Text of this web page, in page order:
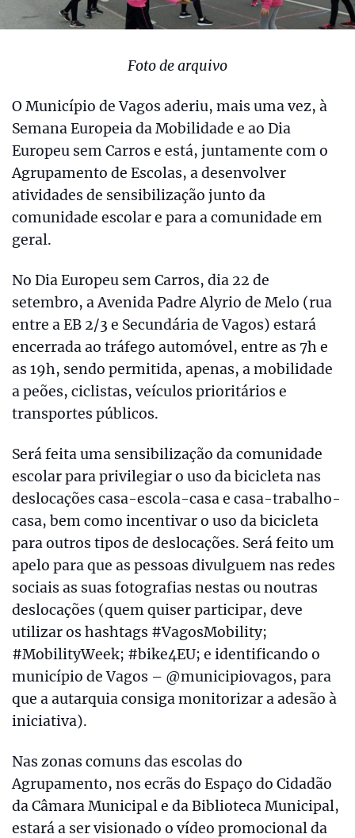
Foto de arquivo
O Município de Vagos aderiu, mais uma vez, à
Semana Europeia da Mobilidade e ao Dia
Europeu sem Carros e está, juntamente com o
Agrupamento de Escolas, a desenvolver
atividades de sensibilização junto da
comunidade escolar e para a comunidade em
geral.
No Dia Europeu sem Carros, dia 22 de
setembro, a Avenida Padre Alyrio de Melo (rua
entre a EB 2/3 e Secundária de Vagos) estará
encerrada ao tráfego automóvel, entre as 7h e
as 19h, sendo permitida, apenas, a mobilidade
a peões, ciclistas, veículos prioritários e
transportes públicos.
Será feita uma sensibilização da comunidade
escolar para privilegiar o uso da bicicleta nas
deslocações casa-escola-casa e casa-trabalho-
casa, bem como incentivar o uso da bicicleta
para outros tipos de deslocações. Será feito um
apelo para que as pessoas divulguem nas redes
sociais as suas fotografias nestas ou noutras
deslocações (quem quiser participar, deve
utilizar os hashtags #VagosMobility;
#MobilityWeek; #bike4EU; e identificando o
município de Vagos – @municipiovagos, para
que a autarquia consiga monitorizar a adesão à
iniciativa).
Nas zonas comuns das escolas do
Agrupamento, nos ecrãs do Espaço do Cidadão
da Câmara Municipal e da Biblioteca Municipal,
estará a ser visionado o vídeo promocional da